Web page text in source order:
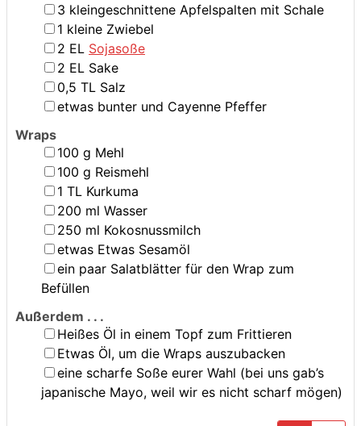
▢
3 kleingeschnittene Apfelspalten mit Schale
▢
1 kleine Zwiebel
▢
2 EL Sojasoße
▢
2 EL Sake
▢
0,5 TL Salz
▢
etwas bunter und Cayenne Pfeffer
Wraps
▢
100 g Mehl
▢
100 g Reismehl
▢
1 TL Kurkuma
▢
200 ml Wasser
▢
250 ml Kokosnussmilch
▢
etwas Etwas Sesamöl
▢
ein paar Salatblätter für den Wrap zum
Befüllen
Außerdem . . .
▢
Heißes Öl in einem Topf zum Frittieren
▢
Etwas Öl, um die Wraps auszubacken
▢
eine scharfe Soße eurer Wahl (bei uns gab’s
japanische Mayo, weil wir es nicht scharf mögen)